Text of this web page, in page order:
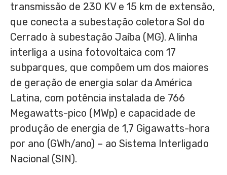
transmissão de 230 KV e 15 km de extensão,
que conecta a subestação coletora Sol do
Cerrado à subestação Jaíba (MG). A linha
interliga a usina fotovoltaica com 17
subparques, que compõem um dos maiores
de geração de energia solar da América
Latina, com potência instalada de 766
Megawatts-pico (MWp) e capacidade de
produção de energia de 1,7 Gigawatts-hora
por ano (GWh/ano) – ao Sistema Interligado
Nacional (SIN).